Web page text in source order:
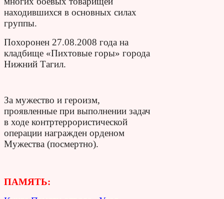
находившихся в основных силах
группы.
Похоронен 27.08.2008 года на
кладбище «Пихтовые горы» города
Нижний Тагил.
За мужество и героизм,
проявленные при выполнении задач
в ходе контртеррористической
операции награжден орденом
Мужества (посмертно).
ПАМЯТЬ: